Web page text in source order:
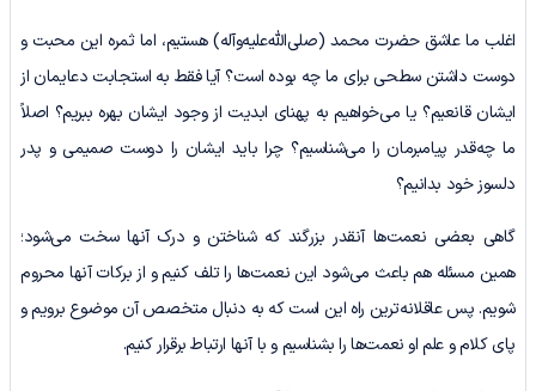
اغلب ما عاشق حضرت محمد (صلی‌الله‌علیه‌وآله) هستیم، اما ثمره این محبت و
دوست داشتن سطحی برای ما چه بوده است؟ آیا فقط به استجابت دعایمان از
ایشان قانعیم؟ یا می‌خواهیم به پهنای ابدیت از وجود ایشان بهره ببریم؟ اصلاً
ما چه‌قدر پیامبرمان را می‌شناسیم؟ چرا باید ایشان را دوست صمیمی و پدر
دلسوز خود بدانیم؟
گاهی بعضی نعمت‌ها آنقدر بزرگند که شناختن و درک آنها سخت می‌شود؛
همین مسئله هم باعث می‌شود این نعمت‌ها را تلف کنیم و از برکات آنها محروم
شویم. پس عاقلانه‌ترین راه این است که به دنبال متخصص آن موضوع برویم و
پای کلام و علم او نعمت‌ها را بشناسیم و با آنها ارتباط برقرار کنیم.